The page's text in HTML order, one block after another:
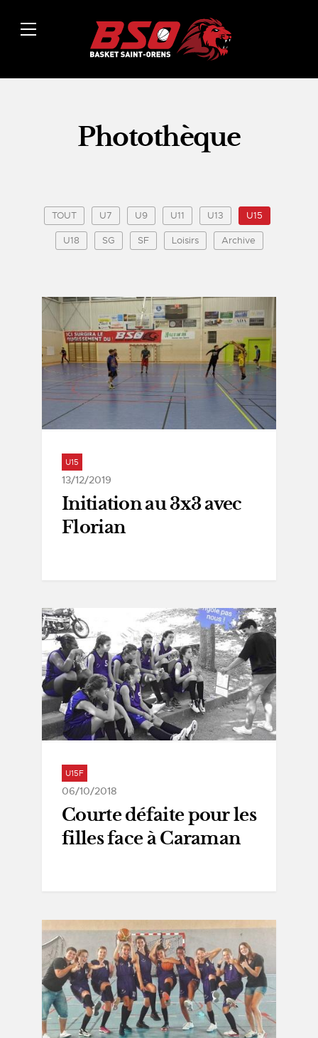
Photothèque
TOUT U7 U9 U11 U13 U15
U18 SG SF Loisirs Archive
U15
13/12/2019
Initiation au 3x3 avec
Florian
U15F
06/10/2018
Courte défaite pour les
filles face à Caraman